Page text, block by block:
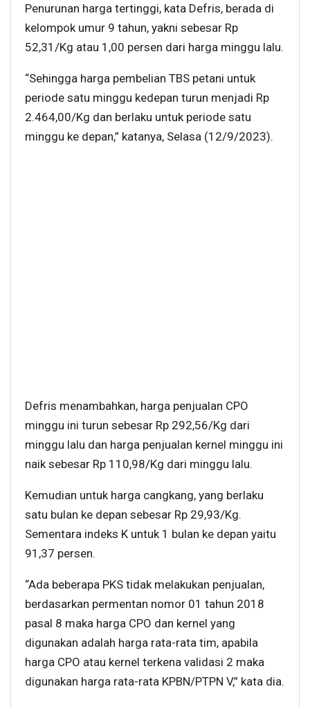
Penurunan harga tertinggi, kata Defris, berada di
kelompok umur 9 tahun, yakni sebesar Rp
52,31/Kg atau 1,00 persen dari harga minggu lalu.
“Sehingga harga pembelian TBS petani untuk
periode satu minggu kedepan turun menjadi Rp
2.464,00/Kg dan berlaku untuk periode satu
minggu ke depan,” katanya, Selasa (12/9/2023).
Defris menambahkan, harga penjualan CPO
minggu ini turun sebesar Rp 292,56/Kg dari
minggu lalu dan harga penjualan kernel minggu ini
naik sebesar Rp 110,98/Kg dari minggu lalu.
Kemudian untuk harga cangkang, yang berlaku
satu bulan ke depan sebesar Rp 29,93/Kg.
Sementara indeks K untuk 1 bulan ke depan yaitu
91,37 persen.
“Ada beberapa PKS tidak melakukan penjualan,
berdasarkan permentan nomor 01 tahun 2018
pasal 8 maka harga CPO dan kernel yang
digunakan adalah harga rata-rata tim, apabila
harga CPO atau kernel terkena validasi 2 maka
digunakan harga rata-rata KPBN/PTPN V,” kata dia.